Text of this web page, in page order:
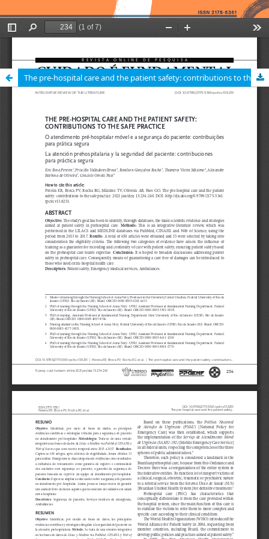
The pre-hospital care and the patient safety: contributions to the safe practice / O atendimento pré-hospitalar móvel e a segurança do paciente: contribuições para prática segura